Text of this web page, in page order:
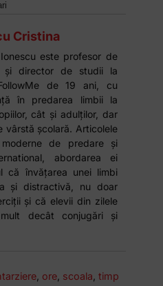
Cristina
este profesor de
și director de studii la
de 19 ani, cu
în predarea limbii la
cât și adulților, dar
vârstă școlară. Articolele
de predare și
abordarea ei
că învățarea unei limbi
și distractivă, nu doar
și că elevii din zilele
decât conjugări și
, ore, scoala,timp